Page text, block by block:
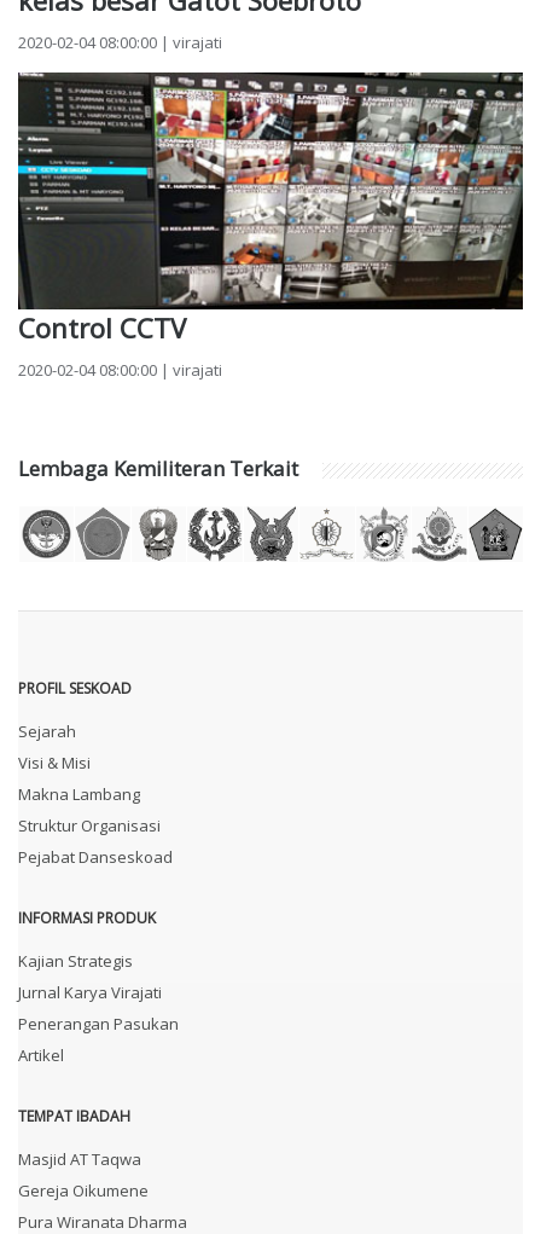
2020-02-04 08:00:00 | virajati
Control CCTV
2020-02-04 08:00:00 | virajati
Lembaga Kemiliteran Terkait
PROFIL SESKOAD
Sejarah
Visi & Misi
Makna Lambang
Struktur Organisasi
Pejabat Danseskoad
INFORMASI PRODUK
Kajian Strategis
Jurnal Karya Virajati
Penerangan Pasukan
Artikel
TEMPAT IBADAH
Masjid AT Taqwa
Gereja Oikumene
Pura Wiranata Dharma